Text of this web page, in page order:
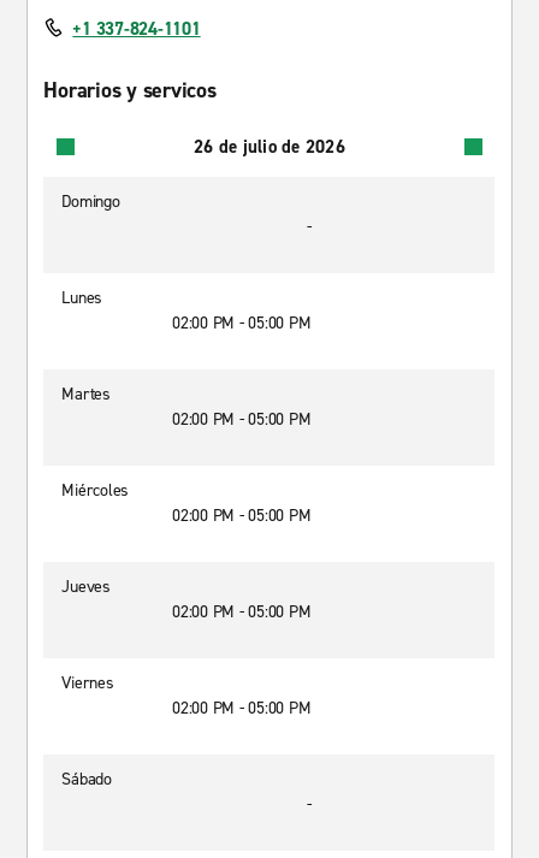
+1 337-824-1101
Horarios y servicos
26 de julio de 2026
Domingo
-
Lunes
02:00 PM - 05:00 PM
Martes
02:00 PM - 05:00 PM
Miércoles
02:00 PM - 05:00 PM
Jueves
02:00 PM - 05:00 PM
Viernes
02:00 PM - 05:00 PM
Sábado
-